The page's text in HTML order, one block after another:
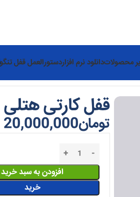
محصولاتدانلود نرم افزاردستورالعمل قفل تنگو
قفل کارتی هتلی 8001
تومان20,000,000
افزودن به سبد خرید
خرید